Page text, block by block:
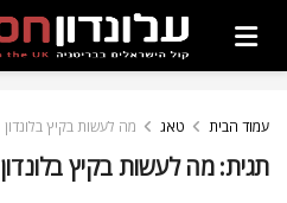
עמוד הבית טאג מה לעשות בקיץ בלונדון
תגית:מה לעשות בקיץ בלונדון